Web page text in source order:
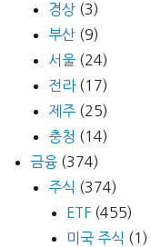
경상 (3)
부산 (9)
서울 (24)
전라(17)
제주 (25)
충청 (14)
금융 (374)
주식 (374)
ETF (455)
미국 주식 (1)